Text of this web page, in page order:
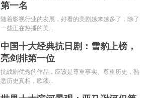
第一名
随着影视行业的发展，好看的美剧越来越多了，除了
一些正在热播的美...
中国十大经典抗日剧：雪豹上榜，
亮剑排第一位
抗战剧优秀的作品，应该是尊重事实、尊重历史，熟
悉历史真相，歌颂...